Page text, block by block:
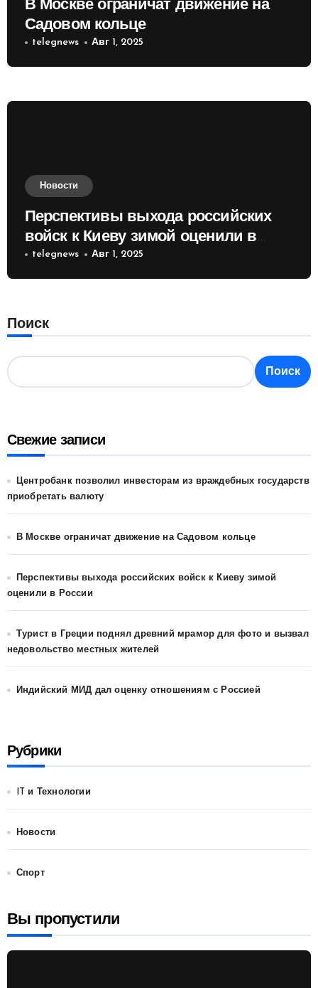
В Москве ограничат движение на
Садовом кольце
telegnews Авг 1, 2025
Новости
Перспективы выхода российских
войск к Киеву зимой оценили в
России
telegnews Авг 1, 2025
Поиск
Поиск
Свежие записи
Центробанк позволил инвесторам из враждебных государств
приобретать валюту
В Москве ограничат движение на Садовом кольце
Перспективы выхода российских войск к Киеву зимой
оценили в России
Турист в Греции поднял древний мрамор для фото и вызвал
недовольство местных жителей
Индийский МИД дал оценку отношениям с Россией
Рубрики
IT и Технологии
Новости
Спорт
Вы пропустили